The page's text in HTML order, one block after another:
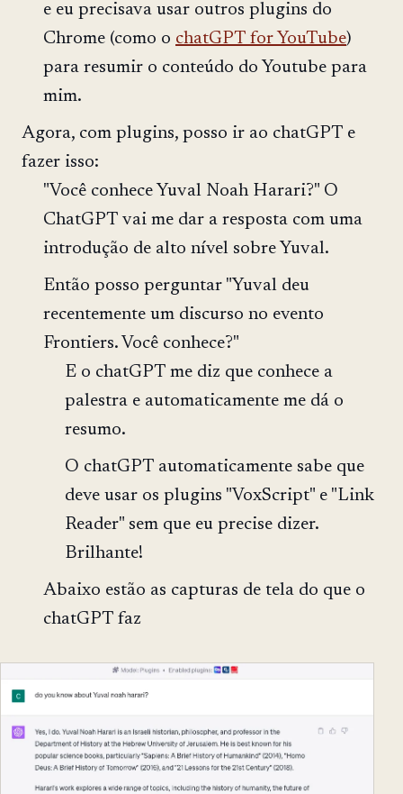
e eu precisava usar outros plugins do
Chrome (como o chatGPT for YouTube)
para resumir o conteúdo do Youtube para
mim.
Agora, com plugins, posso ir ao chatGPT e
fazer isso:
"Você conhece Yuval Noah Harari?" O
ChatGPT vai me dar a resposta com uma
introdução de alto nível sobre Yuval.
Então posso perguntar "Yuval deu
recentemente um discurso no evento
Frontiers. Você conhece?"
E o chatGPT me diz que conhece a
palestra e automaticamente me dá o
resumo.
O chatGPT automaticamente sabe que
deve usar os plugins "VoxScript" e "Link
Reader" sem que eu precise dizer.
Brilhante!
Abaixo estão as capturas de tela do que o
chatGPT faz